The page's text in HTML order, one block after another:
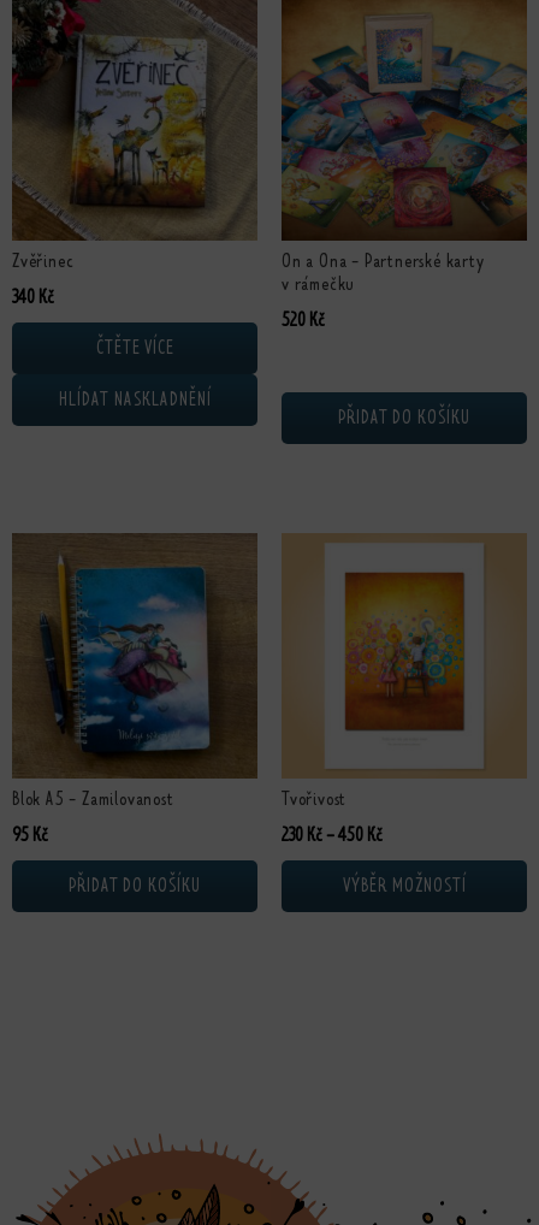
Zvěřinec
340 Kč
ČTĚTE VÍCE
HLÍDAT NASKLADNĚNÍ
On a Ona - Partnerské karty
v rámečku
520 Kč
PŘIDAT DO KOŠÍKU
Blok A5 - Zamilovanost
95 Kč
PŘIDAT DO KOŠÍKU
Tvořivost
230 Kč –450 KčRozpětí cen: 230 Kč až
VÝBĚR MOŽNOSTÍ
Tento produkt má více variant.